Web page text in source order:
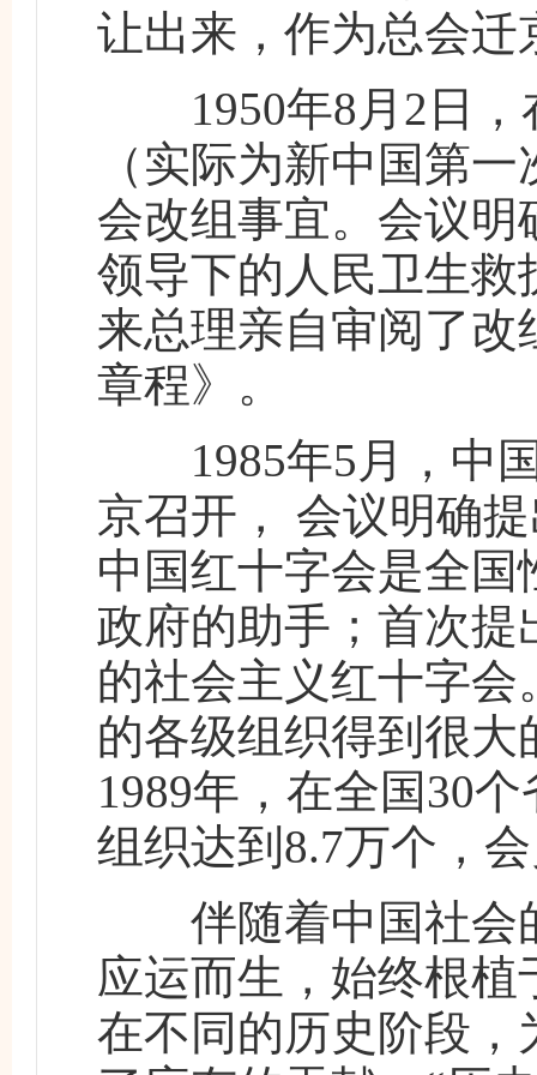
让出来，作为总会迁
1950年8月2日，
（实际为新中国第
会改组事宜。会议明
领导下的人民卫生救
来总理亲自审阅了
章程》。
1985年5月，中国
京召开， 会议明确
中国红十字会是全
政府的助手；首次
的社会主义红十字会
的各级组织得到很
1989年，在全国30
组织达到8.7万个，
伴随着中国社会
应运而生，始终根
在不同的历史阶段，